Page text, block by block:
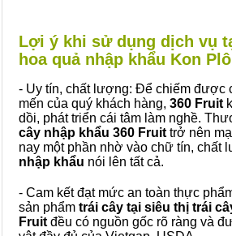
Lợi ý khi sử dụng dịch vụ
hoa quả nhập khẩu Kon
- Uy tín, chất lượng: Để chiếm được
mến của quý khách hàng, 360 Fruit
dồi, phát triển cái tâm làm nghề.
cây nhập khẩu 360 Fruit trở nên
nay một phần nhờ vào chữ tín, chất
nhập khẩu nói lên tất cả.
- Cam kết đạt mức an toàn thực
sản phẩm trái cây tại siêu thị trái
Fruit đều có nguồn gốc rõ ràng và